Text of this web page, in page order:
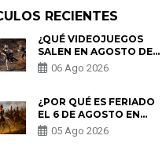
RECIENTES
¿QUÉ VIDEOJUEGOS
SALEN EN AGOSTO DE
2026? ESTOS SON LOS
ESTRENOS MÁS
06 Ago 2026
¿POR QUÉ ES FERIADO
EL 6 DE AGOSTO EN
PERÚ? ESTA ES LA
HISTORIA
05 Ago 2026